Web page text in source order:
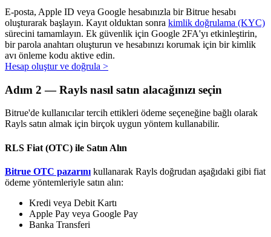
Uzun vadeli kâr ve esnek çıkarlar elde edin
Stake Etmeyi Öğrenin
Bitrue
AI
E-posta, Apple ID veya Google hesabınızla bir Bitrue hesabı
oluşturarak başlayın. Kayıt olduktan sonra kimlik doğrulama (KYC)
sürecini tamamlayın. Ek güvenlik için Google 2FA'yı etkinleştirin,
bir parola anahtarı oluşturun ve hesabınızı korumak için bir kimlik
avı önleme kodu aktive edin.
Hesap oluştur ve doğrula >
Adım 2 — Rayls nasıl satın alacağınızı seçin
Bitrue'de kullanıcılar tercih ettikleri ödeme seçeneğine bağlı olarak
Rayls satın almak için birçok uygun yöntem kullanabilir.
RLS Fiat (OTC) ile Satın Alın
Bitrue OTC pazarını kullanarak Rayls doğrudan aşağıdaki gibi fiat
ödeme yöntemleriyle satın alın:
Kredi veya Debit Kartı
Apple Pay veya Google Pay
Banka Transferi